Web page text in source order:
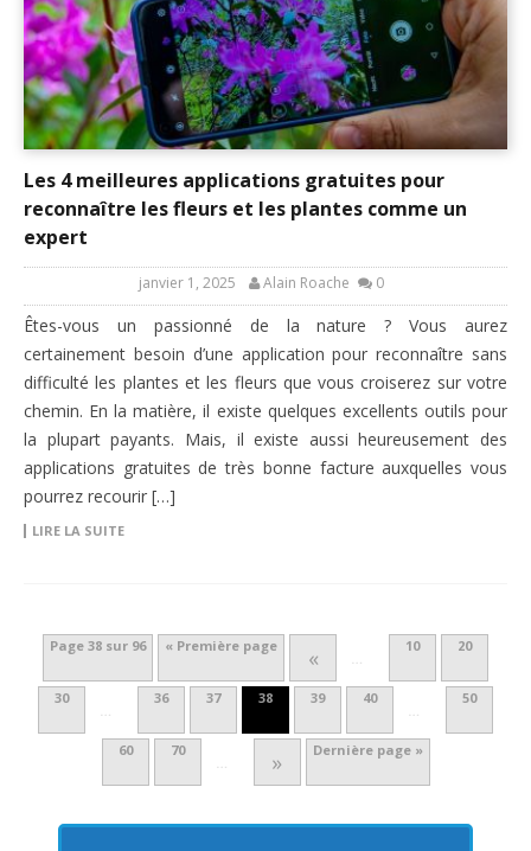
Les 4 meilleures applications gratuites pour
reconnaître les fleurs et les plantes comme un
expert
janvier 1, 2025 Alain Roache 0
Êtes-vous un passionné de la nature ? Vous aurez
certainement besoin d’une application pour reconnaître sans
difficulté les plantes et les fleurs que vous croiserez sur votre
chemin. En la matière, il existe quelques excellents outils pour
la plupart payants. Mais, il existe aussi heureusement des
applications gratuites de très bonne facture auxquelles vous
pourrez recourir […]
LIRE LA SUITE
Page 38 sur 96 « Première page « …
10 20
30
…
36 37 38 39 40
…
50
60 70
… » Dernière page »